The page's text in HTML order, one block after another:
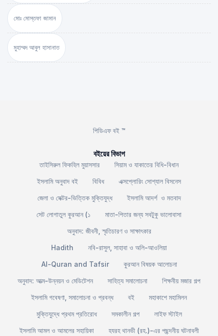
মোঃ মোস্তফা জামান
মুহাম্মদ আবুল হাসানাত
পিডিএফ বই ™
বইয়ের বিভাগ
তাইসিরুল ফিকহিল মুয়াসসার
সিয়াম ও যাকাতের বিধি-বিধান
ইসলামি অনুবাদ বই
বিবিধ
এক্সপ্লোরিং সোশ্যাল বিসনেস
জেলা ও সেক্টর-ভিত্তিক মুক্তিযুদ্ধ
ইসলামি আদর্শ ও মতবাদ
সেট লোগাতুল কুরআন (১
মাতা-পিতার জন্য সবটুকু ভালোবাসা
অনুবাদ: জীবনী, স্মৃতিচারণ ও সাক্ষাৎকার
Hadith
নবি-রাসুল, সাহাবা ও অলি-আওলিয়া
Al-Quran and Tafsir
কুরআন বিষয়ক আলোচনা
অনুবাদ: আত্ম-উন্নয়ন ও মেডিটেশন
সাহিত্য সমালোচনা
শিক্ষনীয় মজার গল্প
ইসলামি গবেষণা, সমালোচনা ও প্রবন্ধ
বই
মহাকাশে মহামিলন
মুক্তিযুদ্ধে প্রথম প্রতিরোধ
সমকালীন গল্প
লাইফ স্টাইল
ইসলামি আমল ও আমলের সহায়িকা
হযরহ থানভী (রহ.)-এর পছন্দনীয় ঘটনাবলী